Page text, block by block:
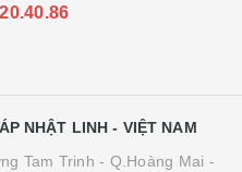
NHẬT LINH - VIỆT NAM
Tam Trinh - Q.Hoàng Mai -